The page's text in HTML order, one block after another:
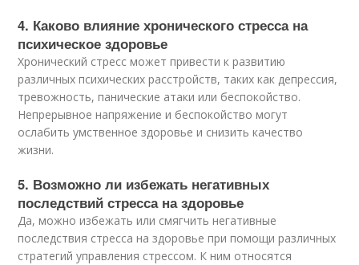
4. Каково влияние хронического стресса на
психическое здоровье
Хронический стресс может привести к развитию
различных психических расстройств, таких как депрессия,
тревожность, панические атаки или беспокойство.
Непрерывное напряжение и беспокойство могут
ослабить умственное здоровье и снизить качество
жизни.
5. Возможно ли избежать негативных
последствий стресса на здоровье
Да, можно избежать или смягчить негативные
последствия стресса на здоровье при помощи различных
стратегий управления стрессом. К ним относятся